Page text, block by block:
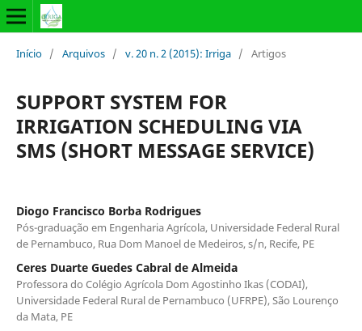
Início / Arquivos / v. 20 n. 2 (2015): Irriga / Artigos
SUPPORT SYSTEM FOR
IRRIGATION SCHEDULING VIA
SMS (SHORT MESSAGE SERVICE)
Diogo Francisco Borba Rodrigues
Pós-graduação em Engenharia Agrícola, Universidade Federal Rural
de Pernambuco, Rua Dom Manoel de Medeiros, s/n, Recife, PE
Ceres Duarte Guedes Cabral de Almeida
Professora do Colégio Agrícola Dom Agostinho Ikas (CODAI),
Universidade Federal Rural de Pernambuco (UFRPE), São Lourenço
da Mata, PE